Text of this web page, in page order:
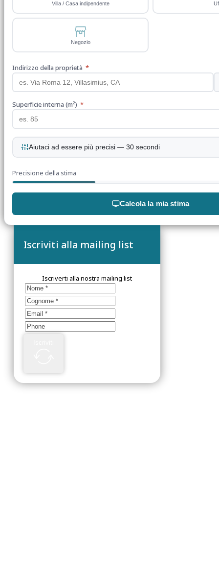
Villa / Casa indipendente
Negozio
Indirizzo della proprietà *
Superficie interna (m²) *
Aiutaci ad essere più precisi — 30 secondi
Precisione della stima
Calcola la mia stima
Iscriviti alla mailing list
Iscriverti alla nostra mailing list